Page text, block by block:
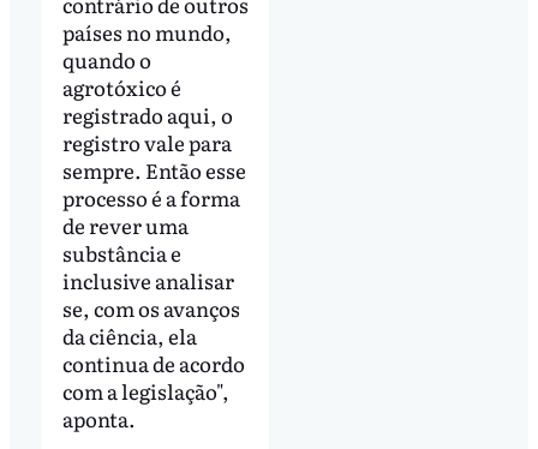
países no mundo,
quando o
agrotóxico é
registrado aqui, o
registro vale para
sempre. Então esse
processo é a forma
de rever uma
substância e
inclusive analisar
se, com os avanços
da ciência, ela
continua de acordo
com a legislação",
aponta.